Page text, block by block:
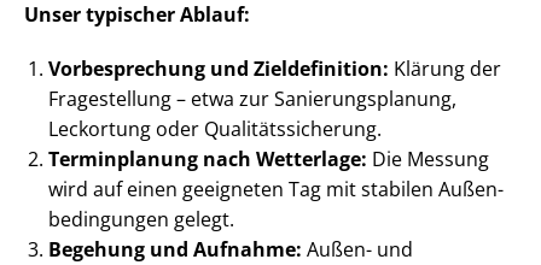
Unser typischer Ablauf:
Vorbesprechung und Zieldefinition: Klärung der
Fragestellung – etwa zur Sa­nie­rungs­pla­nung,
Leckortung oder Qua­li­täts­si­che­rung.
Terminplanung nach Wetterlage: Die Messung
wird auf einen geeigneten Tag mit stabilen Au­ßen­
be­din­gun­gen gelegt.
Begehung und Aufnahme: Außen- und